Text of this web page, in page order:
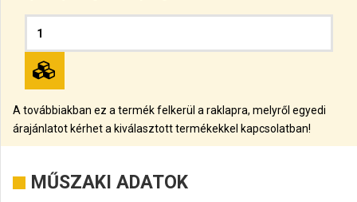
A továbbiakban ez a termék felkerül a raklapra, melyről egyedi
árajánlatot kérhet a kiválasztott termékekkel kapcsolatban!
MŰSZAKI ADATOK